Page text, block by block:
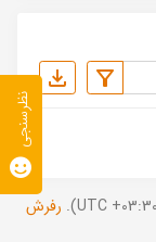
رفرش
نظرسنجی